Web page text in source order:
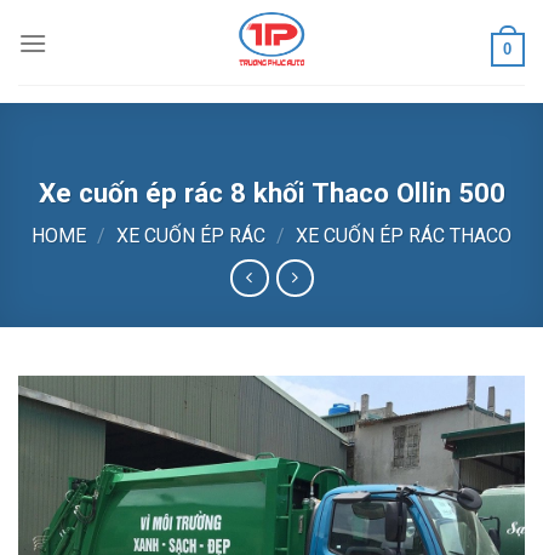
0
Xe cuốn ép rác 8 khối Thaco Ollin 500
HOME / XE CUỐN ÉP RÁC / XE CUỐN ÉP RÁC THACO